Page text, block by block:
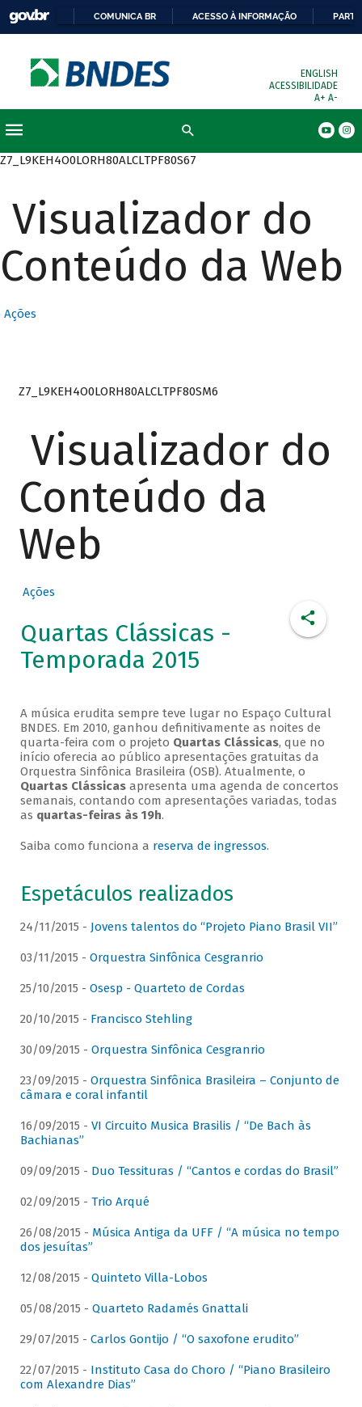
COMUNICA BR ACESSO À INFORMAÇÃO
ENGLISH
ACESSIBILIDADE
A+ A-
Z7_L9KEH4O0LORH80ALCLTPF80S67
Visualizador do
Conteúdo da Web
Ações
Z7_L9KEH4O0LORH80ALCLTPF80SM6
Visualizador do
Conteúdo da
Web
Ações
Quartas Clássicas -
Temporada 2015
A música erudita sempre teve lugar no Espaço Cultural
BNDES. Em 2010, ganhou definitivamente as noites de
quarta-feira com o projeto Quartas Clássicas, que no
início oferecia ao público apresentações gratuitas da
Orquestra Sinfônica Brasileira (OSB). Atualmente, o
Quartas Clássicasapresenta uma agenda de concertos
semanais, contando com apresentações variadas, todas
as quartas-feiras às 19h.
Saiba como funciona a reserva de ingressos.
Espetáculos realizados
24/11/2015 - Jovens talentos do “Projeto Piano Brasil VII”
03/11/2015 - Orquestra Sinfônica Cesgranrio
25/10/2015 - Osesp - Quarteto de Cordas
20/10/2015 - Francisco Stehling
30/09/2015 - Orquestra Sinfônica Cesgranrio
23/09/2015 - Orquestra Sinfônica Brasileira – Conjunto de
câmara e coral infantil
16/09/2015 - VI Circuito Musica Brasilis / “De Bach às
Bachianas”
09/09/2015 - Duo Tessituras / “Cantos e cordas do Brasil”
02/09/2015 - Trio Arqué
26/08/2015 - Música Antiga da UFF / “A música no tempo
dos jesuítas”
12/08/2015 - Quinteto Villa-Lobos
05/08/2015 - Quarteto Radamés Gnattali
29/07/2015 - Carlos Gontijo / “O saxofone erudito”
22/07/2015 - Instituto Casa do Choro / “Piano Brasileiro
com Alexandre Dias”